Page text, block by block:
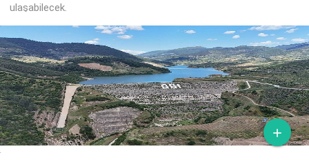
ulaşabilecek.
